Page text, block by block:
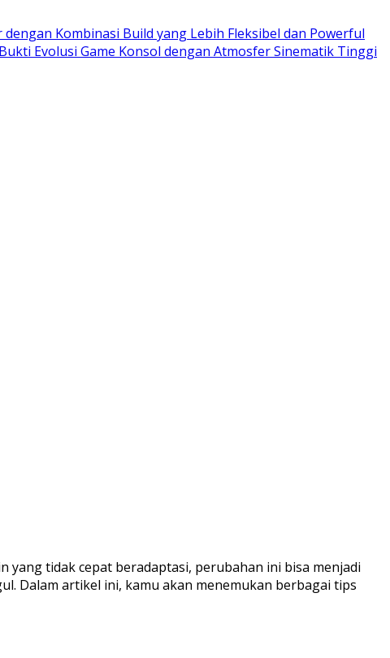
Kombinasi Build yang Lebih Fleksibel dan Powerful
Evolusi Game Konsol dengan Atmosfer Sinematik Tinggi
yang tidak cepat beradaptasi, perubahan ini bisa menjadi
Dalam artikel ini, kamu akan menemukan berbagai tips